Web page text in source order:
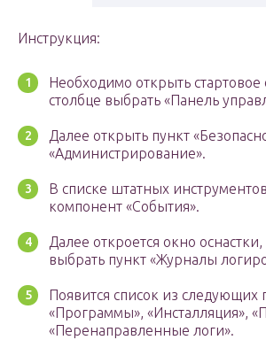
Инструкция:
Необходимо открыть
столбце выбрать «Панель
Далее открыть пункт
«Администрирование».
В списке штатных
компонент «События».
Далее откроется окно оснастки,
выбрать пункт «Журналы
Появится список из следующих
«Программы», «Инсталляция»,
«Перенаправленные логи».